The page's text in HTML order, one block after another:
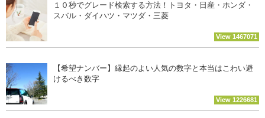
１０秒でグレード検索する方法！トヨタ・日産・ホンダ・
スバル・ダイハツ・マツダ・三菱
View 1467071
【希望ナンバー】縁起のよい人気の数字と本当はこわい避
けるべき数字
View 1226681